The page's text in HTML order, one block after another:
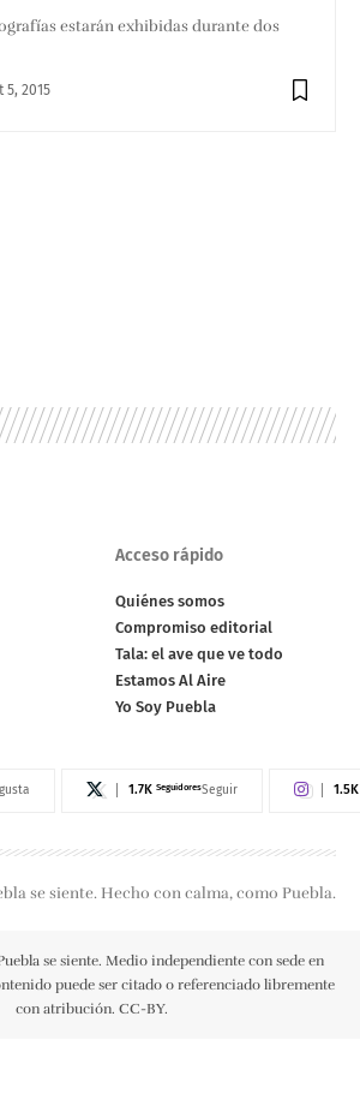
estarán exhibidas durante dos
5, 2015
Acceso rápido
Quiénes somos
Compromiso editorial
Tala: el ave que ve todo
Estamos Al Aire
Yo Soy Puebla
1.7K SeguidoresSeguir 1.5K
se siente. Hecho con calma, como Puebla.
se siente. Medio independiente con sede en
puede ser citado o referenciado libremente
con atribución. CC-BY.